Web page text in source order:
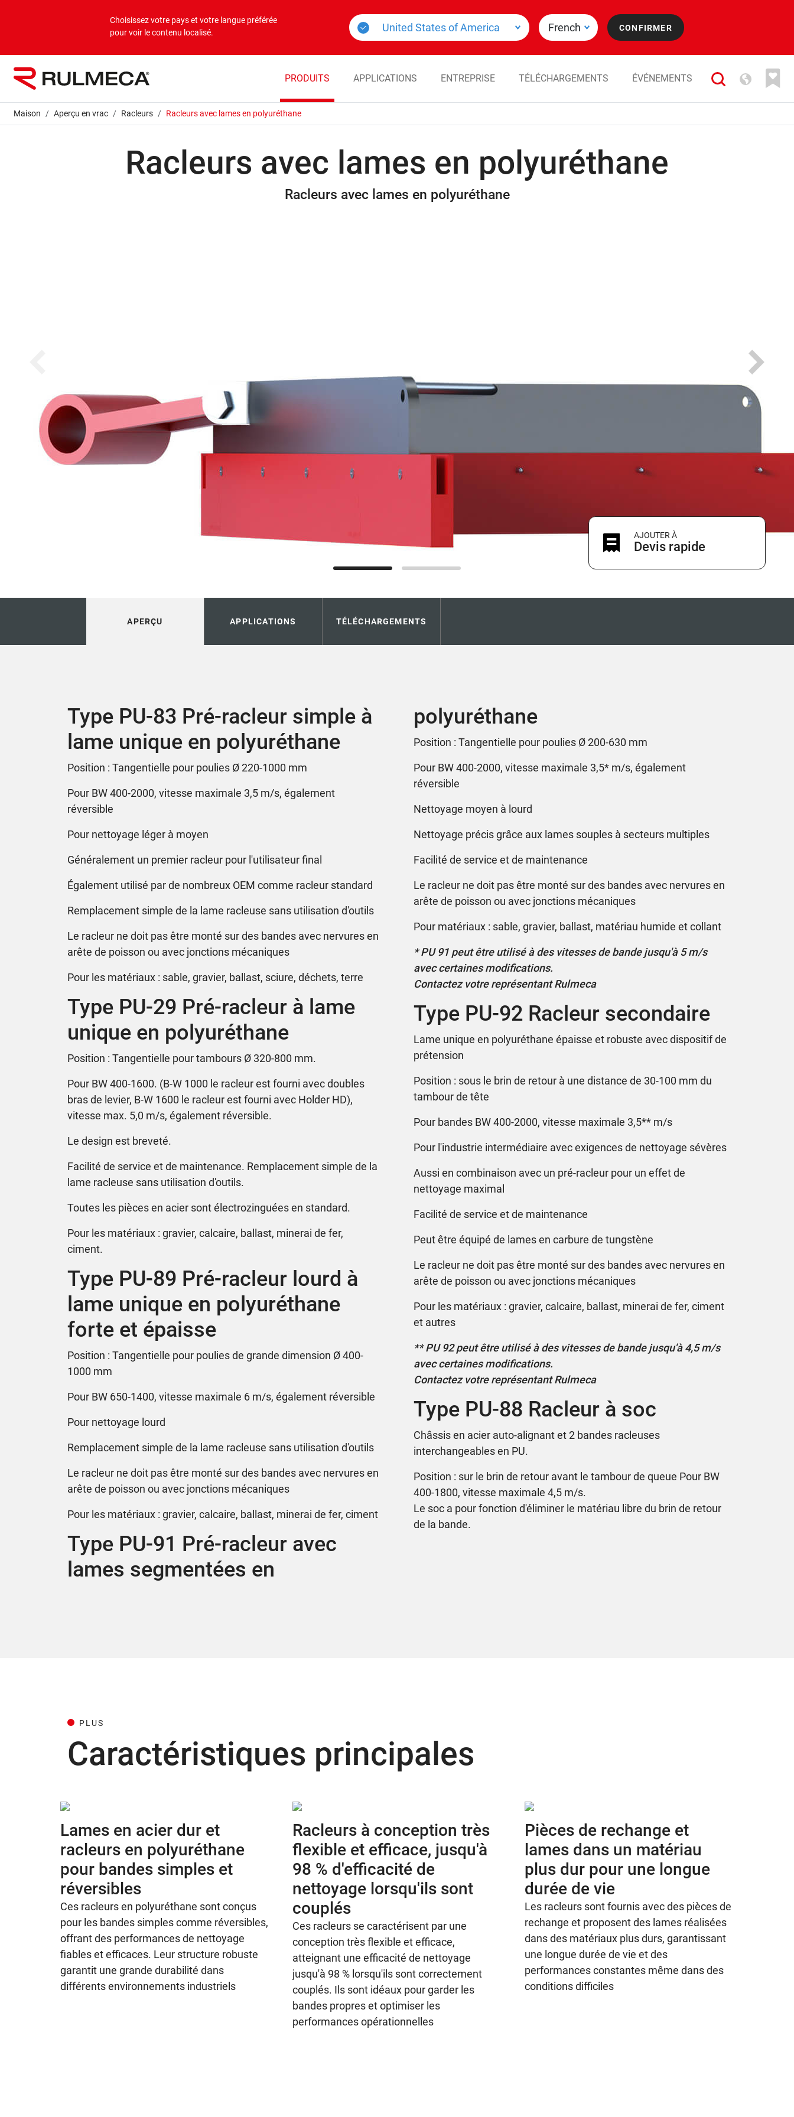
Choisissez votre pays et votre langue préférée
pour voir le contenu localisé.
PRODUITS APPLICATIONS ENTREPRISE TÉLÉCHARGEMENTS ÉVÉNEMENTS
Maison Aperçu en vrac Racleurs Racleurs avec lames en polyuréthane
Racleurs avec lames en polyuréthane
Racleurs avec lames en polyuréthane
AJOUTER À
Devis rapide
APERÇU APPLICATIONS TÉLÉCHARGEMENTS
Type PU-83 Pré-racleur simple à
lame unique en polyuréthane
Position : Tangentielle pour poulies Ø 220-1000 mm
Pour BW 400-2000, vitesse maximale 3,5 m/s, également
réversible
Pour nettoyage léger à moyen
Généralement un premier racleur pour l'utilisateur final
Également utilisé par de nombreux OEM comme racleur standard
Remplacement simple de la lame racleuse sans utilisation d'outils
Le racleur ne doit pas être monté sur des bandes avec nervures en
arête de poisson ou avec jonctions mécaniques
Pour les matériaux : sable, gravier, ballast, sciure, déchets, terre
Type PU-29 Pré-racleur à lame
unique en polyuréthane
Position : Tangentielle pour tambours Ø 320-800 mm.
Pour BW 400-1600. (B-W 1000 le racleur est fourni avec doubles
bras de levier, B-W 1600 le racleur est fourni avec Holder HD),
vitesse max. 5,0 m/s, également réversible.
Le design est breveté.
Facilité de service et de maintenance. Remplacement simple de la
lame racleuse sans utilisation d'outils.
Toutes les pièces en acier sont électrozinguées en standard.
Pour les matériaux : gravier, calcaire, ballast, minerai de fer,
ciment.
Type PU-89 Pré-racleur lourd à
lame unique en polyuréthane
forte et épaisse
Position : Tangentielle pour poulies de grande dimension Ø 400-
1000 mm
Pour BW 650-1400, vitesse maximale 6 m/s, également réversible
Pour nettoyage lourd
Remplacement simple de la lame racleuse sans utilisation d'outils
Le racleur ne doit pas être monté sur des bandes avec nervures en
arête de poisson ou avec jonctions mécaniques
Pour les matériaux : gravier, calcaire, ballast, minerai de fer, ciment
Type PU-91 Pré-racleur avec
lames segmentées en
polyuréthane
Position : Tangentielle pour poulies Ø 200-630 mm
Pour BW 400-2000, vitesse maximale 3,5* m/s, également
réversible
Nettoyage moyen à lourd
Nettoyage précis grâce aux lames souples à secteurs multiples
Facilité de service et de maintenance
Le racleur ne doit pas être monté sur des bandes avec nervures en
arête de poisson ou avec jonctions mécaniques
Pour matériaux : sable, gravier, ballast, matériau humide et collant
* PU 91 peut être utilisé à des vitesses de bande jusqu'à 5 m/s
avec certaines modifications.
Contactez votre représentant Rulmeca
Type PU-92 Racleur secondaire
Lame unique en polyuréthane épaisse et robuste avec dispositif de
prétension
Position : sous le brin de retour à une distance de 30-100 mm du
tambour de tête
Pour bandes BW 400-2000, vitesse maximale 3,5** m/s
Pour l'industrie intermédiaire avec exigences de nettoyage sévères
Aussi en combinaison avec un pré-racleur pour un effet de
nettoyage maximal
Facilité de service et de maintenance
Peut être équipé de lames en carbure de tungstène
Le racleur ne doit pas être monté sur des bandes avec nervures en
arête de poisson ou avec jonctions mécaniques
Pour les matériaux : gravier, calcaire, ballast, minerai de fer, ciment
et autres
** PU 92 peut être utilisé à des vitesses de bande jusqu'à 4,5 m/s
avec certaines modifications.
Contactez votre représentant Rulmeca
Type PU-88 Racleur à soc
Châssis en acier auto-alignant et 2 bandes racleuses
interchangeables en PU.
Position : sur le brin de retour avant le tambour de queue Pour BW
400-1800, vitesse maximale 4,5 m/s.
Le soc a pour fonction d'éliminer le matériau libre du brin de retour
de la bande.
PLUS
Caractéristiques principales
Lames en acier dur et
racleurs en polyuréthane
pour bandes simples et
réversibles
Ces racleurs en polyuréthane sont conçus
pour les bandes simples comme réversibles,
offrant des performances de nettoyage
fiables et efficaces. Leur structure robuste
garantit une grande durabilité dans
différents environnements industriels
Racleurs à conception très
flexible et efficace, jusqu'à
98 % d'efficacité de
nettoyage lorsqu'ils sont
couplés
Ces racleurs se caractérisent par une
conception très flexible et efficace,
atteignant une efficacité de nettoyage
jusqu'à 98 % lorsqu'ils sont correctement
couplés. Ils sont idéaux pour garder les
bandes propres et optimiser les
performances opérationnelles
Pièces de rechange et
lames dans un matériau
plus dur pour une longue
durée de vie
Les racleurs sont fournis avec des pièces de
rechange et proposent des lames réalisées
dans des matériaux plus durs, garantissant
une longue durée de vie et des
performances constantes même dans des
conditions difficiles